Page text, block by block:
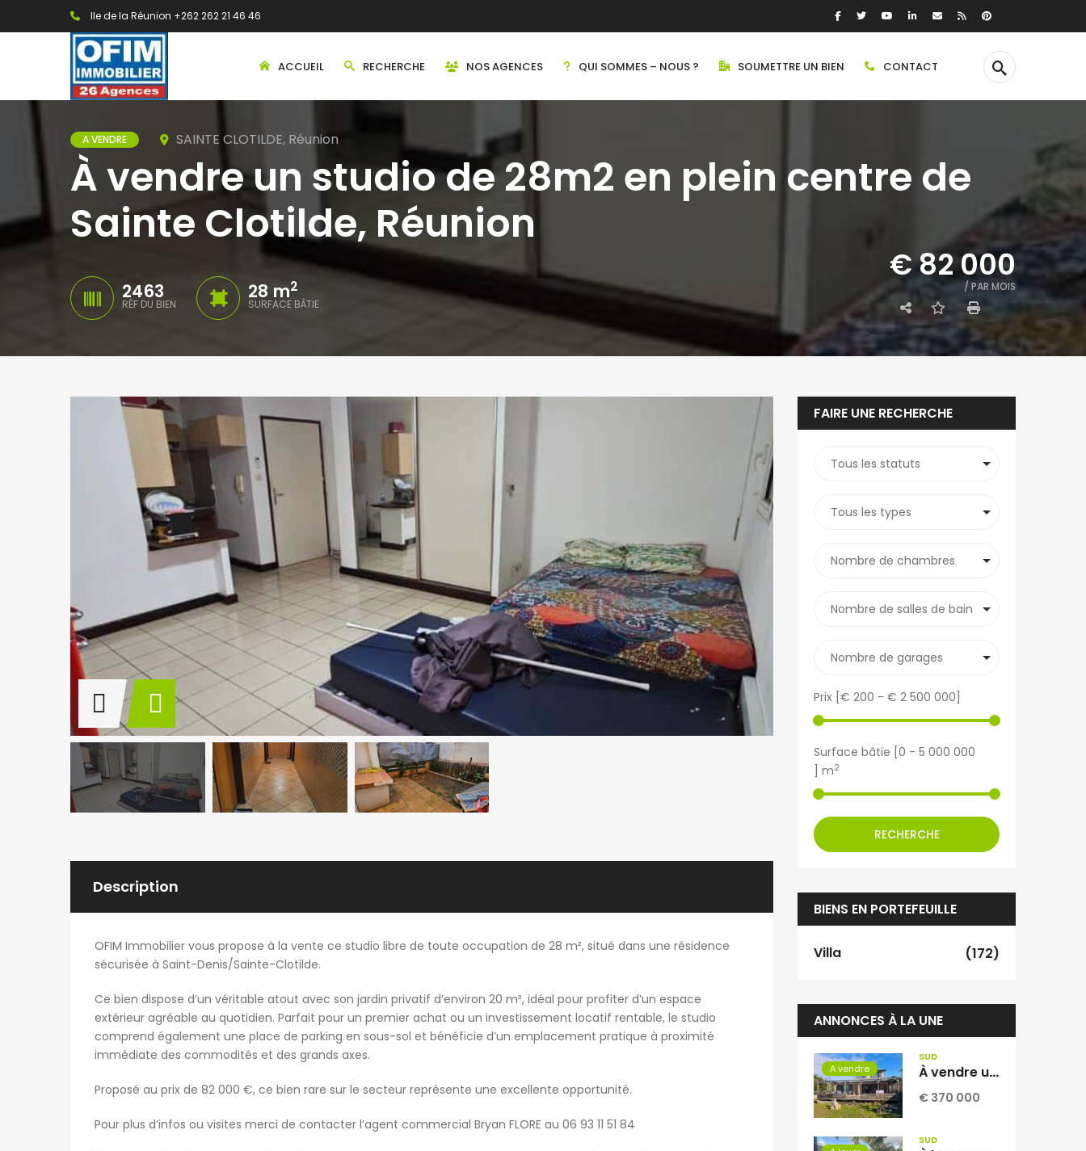
Ile de la Réunion +262 262 21 46 46
ACCUEIL RECHERCHE NOS AGENCES QUI SOMMES – NOUS ? SOUMETTRE UN BIEN CONTACT
A VENDRE SAINTE CLOTILDE, Réunion
À vendre un studio de 28m2 en plein centre de
Sainte Clotilde, Réunion
2463
RÉF DU BIEN
28 m2
SURFACE BÂTIE
€ 82 000
/ PAR MOIS
Description
OFIM Immobilier vous propose à la vente ce studio libre de toute occupation de 28 m², situé dans une résidence
sécurisée à Saint-Denis/Sainte-Clotilde.
Ce bien dispose d’un véritable atout avec son jardin privatif d’environ 20 m², idéal pour profiter d’un espace
extérieur agréable au quotidien. Parfait pour un premier achat ou un investissement locatif rentable, le studio
comprend également une place de parking en sous-sol et bénéficie d’un emplacement pratique à proximité
immédiate des commodités et des grands axes.
Proposé au prix de 82 000 €, ce bien rare sur le secteur représente une excellente opportunité.
Pour plus d’infos ou visites merci de contacter l’agent commercial Bryan FLORE au 06 93 11 51 84
FAIRE UNE RECHERCHE
Prix [ € 200 - € 2 500 000
Surface bâtie [ 0 - 5 000 000
] m2
RECHERCHE
BIENS EN PORTEFEUILLE
Villa (172)
ANNONCES À LA UNE
A vendre
SUD
À vendre une magnifique villa contemporaine T4 de 110 m2 sur un terrain piscinable de 673 m2 située à La Rivière Saint Louis Réunion
€ 370 000
SUD